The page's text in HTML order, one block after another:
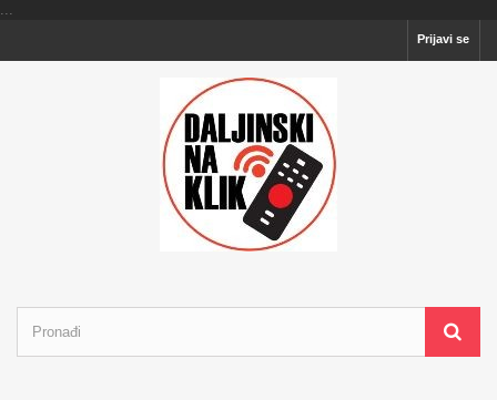
...
Prijavi se